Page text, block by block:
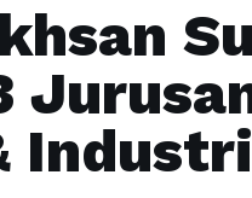
Industri